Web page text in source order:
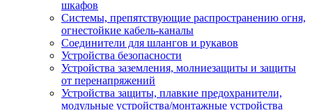
шкафов
Системы, препятствующие распространению огня,
огнестойкие кабель-каналы
Соединители для шлангов и рукавов
Устройства безопасности
Устройства заземления, молниезащиты и защиты
от перенапряжений
Устройства защиты, плавкие предохранители,
модульные устройства/монтажные устройства